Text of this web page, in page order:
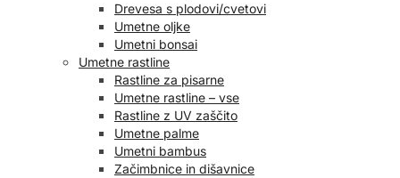
Drevesa s plodovi/cvetovi
Umetne oljke
Umetni bonsai
Umetne rastline
Rastline za pisarne
Umetne rastline – vse
Rastline z UV zaščito
Umetne palme
Umetni bambus
Začimbnice in dišavnice